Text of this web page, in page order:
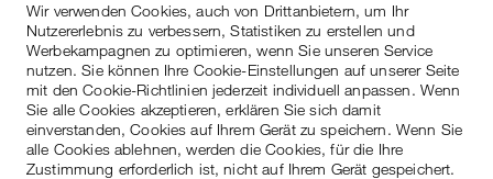
Wir verwenden Cookies, auch von Drittanbietern, um Ihr
Nutzererlebnis zu verbessern, Statistiken zu erstellen und
Werbekampagnen zu optimieren, wenn Sie unseren Service
nutzen. Sie können Ihre Cookie-Einstellungen auf unserer Seite
mit den Cookie-Richtlinien jederzeit individuell anpassen. Wenn
Sie alle Cookies akzeptieren, erklären Sie sich damit
einverstanden, Cookies auf Ihrem Gerät zu speichern. Wenn Sie
alle Cookies ablehnen, werden die Cookies, für die Ihre
Zustimmung erforderlich ist, nicht auf Ihrem Gerät gespeichert.